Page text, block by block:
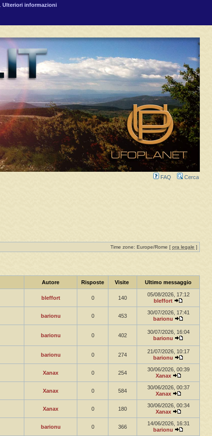
Ulteriori informazioni
FAQ Cerca
Time zone: Europe/Rome [ ora legale ]
Autore Risposte Visite Ultimo messaggio
bleffort 0 140
05/08/2026, 17:12
bleffort
barionu 0 453
30/07/2026, 17:41
barionu
barionu 0 402
30/07/2026, 16:04
barionu
barionu 0 274
21/07/2026, 10:17
barionu
Xanax 0 254
30/06/2026, 00:39
Xanax
Xanax 0 584
30/06/2026, 00:37
Xanax
Xanax 0 180
30/06/2026, 00:34
Xanax
barionu 0 366
14/06/2026, 16:31
barionu